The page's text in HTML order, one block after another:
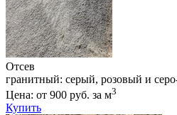
Отсев
гранитный: серый, розовый и
Цена: от 900 руб. за м3
Купить